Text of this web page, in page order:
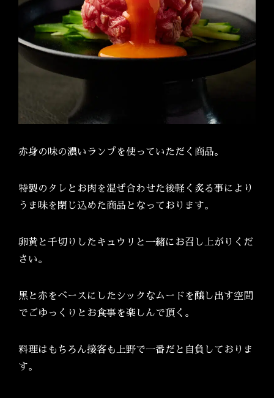
赤身の味の濃いランプを使っていただく商品。
特製のタレとお肉を混ぜ合わせた後軽く炙る事により
うま味を閉じ込めた商品となっております。
卵黄と千切りしたキュウリと一緒にお召し上がりくだ
さい。
黒と赤をベースにしたシックなムードを醸し出す空間
でごゆっくりとお食事を楽しんで頂く。
料理はもちろん接客も上野で一番だと自負しておりま
す。